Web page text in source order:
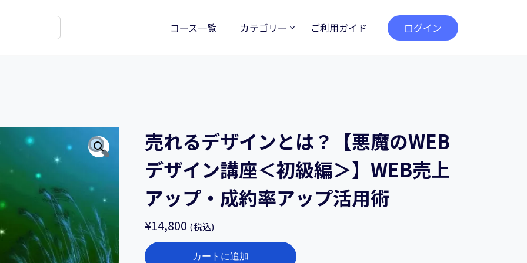
コース一覧 カテゴリー ご利用ガイド ログイン
売れるデザインとは？【悪魔のWEB
デザイン講座＜初級編＞】WEB売上
アップ・成約率アップ活用術
¥14,800 (税込)
売
カートに追加